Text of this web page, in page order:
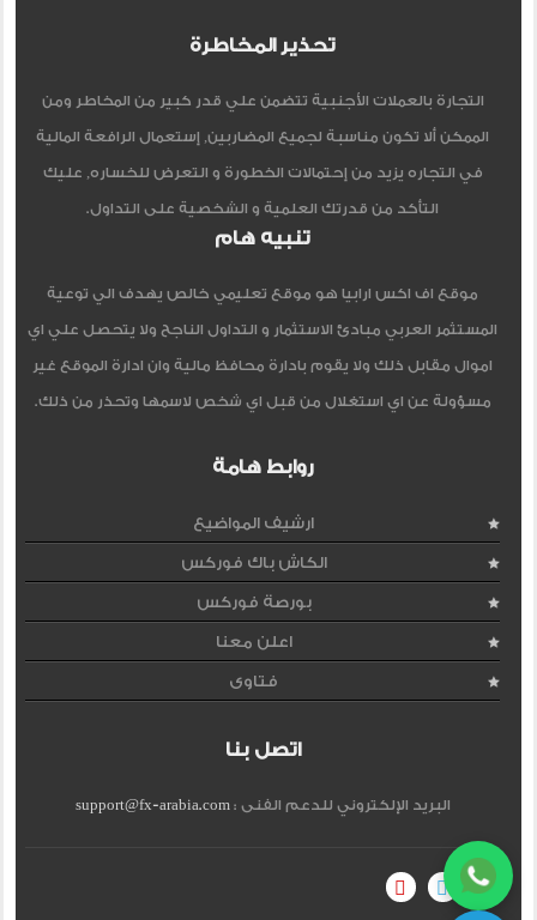
تحذير المخاطرة
التجارة بالعملات الأجنبية تتضمن علي قدر كبير من المخاطر ومن
الممكن ألا تكون مناسبة لجميع المضاربين, إستعمال الرافعة المالية
في التجاره يزيد من إحتمالات الخطورة و التعرض للخساره, عليك
التأكد من قدرتك العلمية و الشخصية على التداول.
تنبيه هام
موقع اف اكس ارابيا هو موقع تعليمي خالص يهدف الي توعية
المستثمر العربي مبادئ الاستثمار و التداول الناجح ولا يتحصل علي اي
اموال مقابل ذلك ولا يقوم بادارة محافظ مالية وان ادارة الموقع غير
مسؤولة عن اي استغلال من قبل اي شخص لاسمها وتحذر من ذلك.
روابط هامة
ارشيف المواضيع
الكاش باك فوركس
بورصة فوركس
اعلن معنا
فتاوى
اتصل بنا
البريد الإلكتروني للدعم الفنى :support@fx-arabia.com